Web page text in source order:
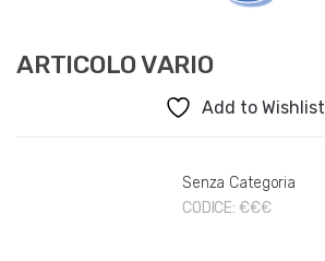
ARTICOLO VARIO
Add to Wishlist
Senza Categoria
CODICE: €€€